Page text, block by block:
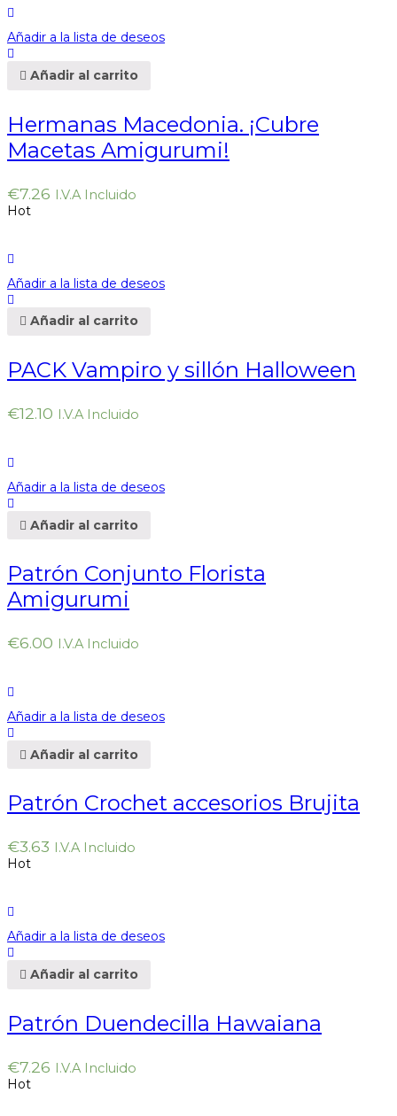
Añadir a la lista de deseos
Añadir al carrito
Hermanas Macedonia. ¡Cubre
Macetas Amigurumi!
€7.26 I.V.A Incluido
Hot
Añadir a la lista de deseos
Añadir al carrito
PACK Vampiro y sillón Halloween
€12.10 I.V.A Incluido
Añadir a la lista de deseos
Añadir al carrito
Patrón Conjunto Florista
Amigurumi
€6.00 I.V.A Incluido
Añadir a la lista de deseos
Añadir al carrito
Patrón Crochet accesorios Brujita
€3.63
I.V.A Incluido
Hot
Añadir a la lista de deseos
Añadir al carrito
Patrón Duendecilla Hawaiana
€7.26 I.V.A Incluido
Hot